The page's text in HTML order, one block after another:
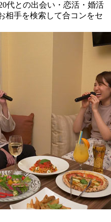
代との出会い・恋活・婚活
相手を検索して合コンをセ